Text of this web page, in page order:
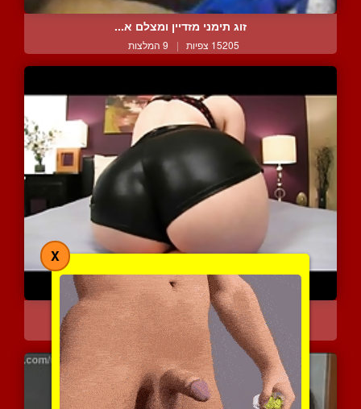
זוג תימני מזדיין ומצלם א...
15205 צפיות | 9 המלצות
בוא תביא ביד על הישבן ה...
6048 צפיות | 1 המלצות
X